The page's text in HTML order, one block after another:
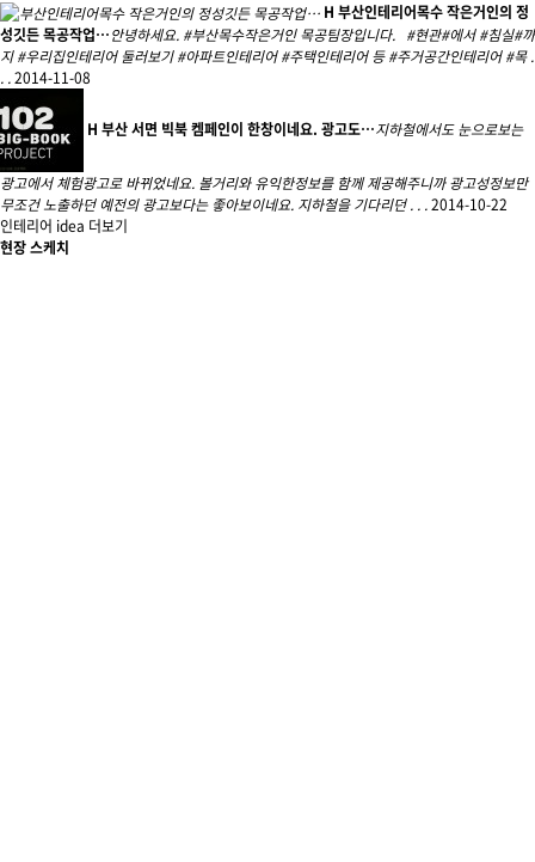
H 부산인테리어목수 작은거인의 정
성깃든 목공작업…안녕하세요. #부산목수작은거인 목공팀장입니다. #현관#에서 #침실#까
지 #우리집인테리어 둘러보기 #아파트인테리어 #주택인테리어 등 #주거공간인테리어 #목 .
. .2014-11-08
H 부산 서면 빅북 켐페인이 한창이네요. 광고도…지하철에서도 눈으로보는
광고에서 체험광고로 바뀌었네요. 볼거리와 유익한정보를 함께 제공해주니까 광고성정보만
무조건 노출하던 예전의 광고보다는 좋아보이네요. 지하철을 기다리던 . . .2014-10-22
인테리어 idea 더보기
현장 스케치